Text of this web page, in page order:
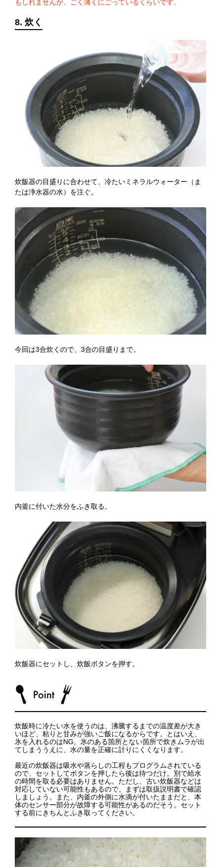
もしれませんが、ごく薄くにごっているくらいです。
8. 炊く
炊飯器の目盛りに合わせて、冷たいミネラルウォーター（ま
たは浄水器の水）を注ぐ。
今回は3合炊くので、3合の目盛りまで。
内釜に付いた水分をふき取る。
炊飯器にセットし、炊飯ボタンを押す。
炊飯時に冷たい水を使うのは、沸騰するまでの温度差が大き
いほど、粘りと甘みが強いご飯になるからです。とはいえ、
氷を入れるのはNG。氷のある箇所とない箇所で炊きムラが出
てしまううえに、水の量を正確に計りにくくなります。
最近の炊飯器は吸水や蒸らしの工程もプログラムされている
ので、セットしてボタンを押したら後は待つだけ。別で給水
の時間を取る必要はありません。ただし、古い炊飯器などは
対応していない可能性もあるので、まずは取扱説明書で確認
しましょう。また、内釜の外側に水滴が付いたままだと、本
体のセンサー部分が故障する可能性があるのだそう。セット
する前にきちんとふき取ってください。